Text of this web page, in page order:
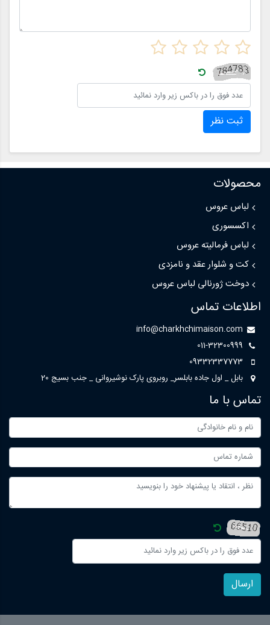
ثبت نظر
محصولات
لباس عروس
اکسسوری
لباس فرمالیته عروس
کت و شلوار عقد و نامزدی
دوخت ژورنالی لباس عروس
اطلاعات تماس
info@charkhchimaison.com
011-32300999
09332337773
بابل _ اول جاده بابلسر_ روبروی پارک نوشیروانی _ جنب بسیج 20
تماس با ما
ارسال